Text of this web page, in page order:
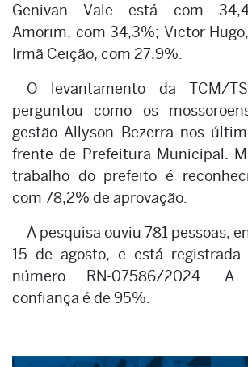
Genivan Vale está com
Amorim, com 34,3%; Victor
Irmã Ceição, com 27,9%.
O levantamento da TCM/
perguntou como os
gestão Allyson Bezerra nos
frente de Prefeitura Municipal.
trabalho do prefeito é
com 78,2% de aprovação.
A pesquisa ouviu 781 pessoas,
15 de agosto, e está
número RN-07586/2024.
confiança é de 95%.